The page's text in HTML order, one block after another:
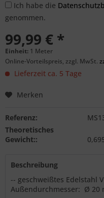
Ich habe die
genommen.
99,99 € *
Einheit: 1 Meter
Online-Vorteilspreis, zzgl. MwSt.
Lieferzeit ca. 5 Tage
Merken
Referenz:
Theoretisches
Gewicht::
Beschreibung
-- geschweißtes Edelstahl
Außendurchmesser: Ø 20